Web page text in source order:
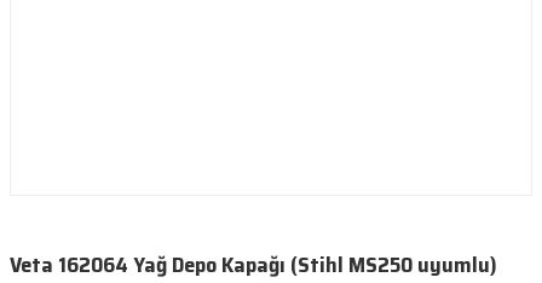
Veta 162064 Yağ Depo Kapağı (Stihl MS250 uyumlu)